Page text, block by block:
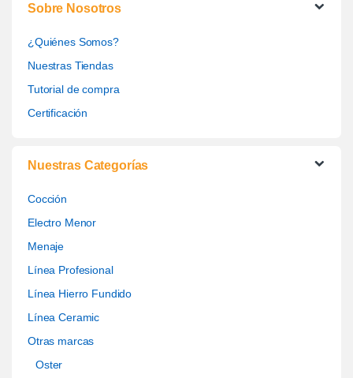
Sobre Nosotros
¿Quiénes Somos?
Nuestras Tiendas
Tutorial de compra
Certificación
Nuestras Categorías
Cocción
Electro Menor
Menaje
Línea Profesional
Línea Hierro Fundido
Línea Ceramic
Otras marcas
Oster